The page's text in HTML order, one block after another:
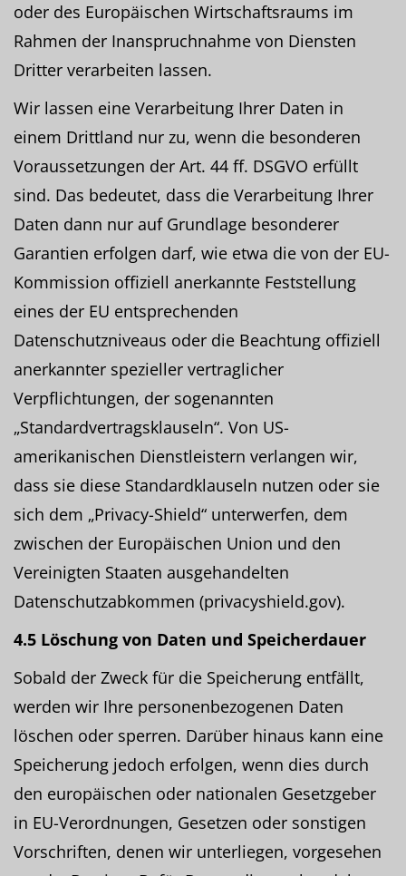
oder des Europäischen Wirtschaftsraums im
Rahmen der Inanspruchnahme von Diensten
Dritter verarbeiten lassen.
Wir lassen eine Verarbeitung Ihrer Daten in
einem Drittland nur zu, wenn die besonderen
Voraussetzungen der Art. 44 ff. DSGVO erfüllt
sind. Das bedeutet, dass die Verarbeitung Ihrer
Daten dann nur auf Grundlage besonderer
Garantien erfolgen darf, wie etwa die von der EU-
Kommission offiziell anerkannte Feststellung
eines der EU entsprechenden
Datenschutzniveaus oder die Beachtung offiziell
anerkannter spezieller vertraglicher
Verpflichtungen, der sogenannten
„Standardvertragsklauseln“. Von US-
amerikanischen Dienstleistern verlangen wir,
dass sie diese Standardklauseln nutzen oder sie
sich dem „Privacy-Shield“ unterwerfen, dem
zwischen der Europäischen Union und den
Vereinigten Staaten ausgehandelten
Datenschutzabkommen (privacyshield.gov).
4.5 Löschung von Daten und Speicherdauer
Sobald der Zweck für die Speicherung entfällt,
werden wir Ihre personenbezogenen Daten
löschen oder sperren. Darüber hinaus kann eine
Speicherung jedoch erfolgen, wenn dies durch
den europäischen oder nationalen Gesetzgeber
in EU-Verordnungen, Gesetzen oder sonstigen
Vorschriften, denen wir unterliegen, vorgesehen